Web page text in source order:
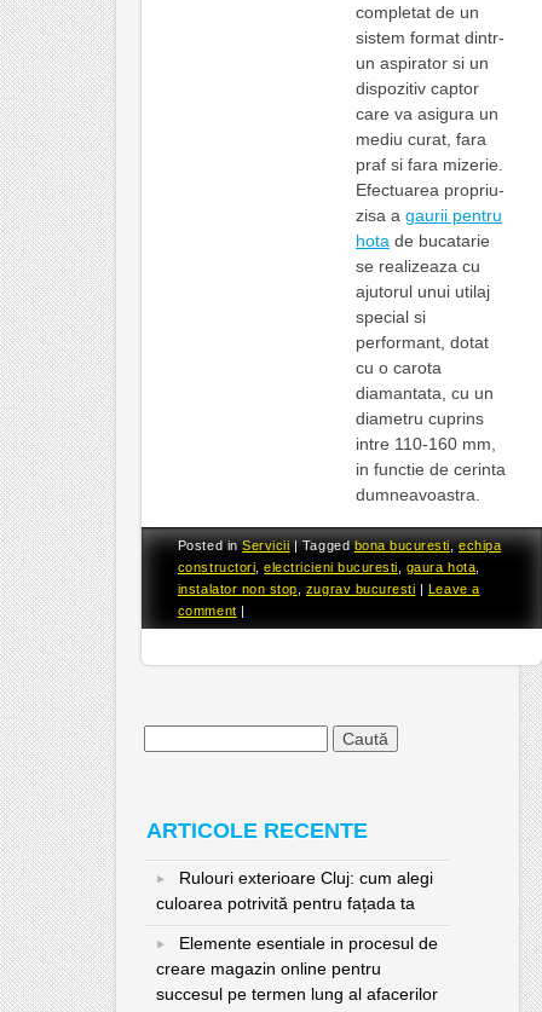
completat de un
sistem format dintr-
un aspirator si un
dispozitiv captor
care va asigura un
mediu curat, fara
praf si fara mizerie.
Efectuarea propriu-
zisa a gaurii pentru
hota de bucatarie
se realizeaza cu
ajutorul unui utilaj
special si
performant, dotat
cu o carota
diamantata, cu un
diametru cuprins
intre 110-160 mm,
in functie de cerinta
dumneavoastra.
Posted inServicii |Taggedbona bucuresti,echipa
constructori ,electricieni bucuresti gaura hota
instalator non stop
zugrav bucuresti | Leave a
comment |
ARTICOLE RECENTE
Rulouri exterioare Cluj: cum alegi
culoarea potrivită pentru fațada ta
Elemente esentiale in procesul de
creare magazin online pentru
succesul pe termen lung al afacerilor